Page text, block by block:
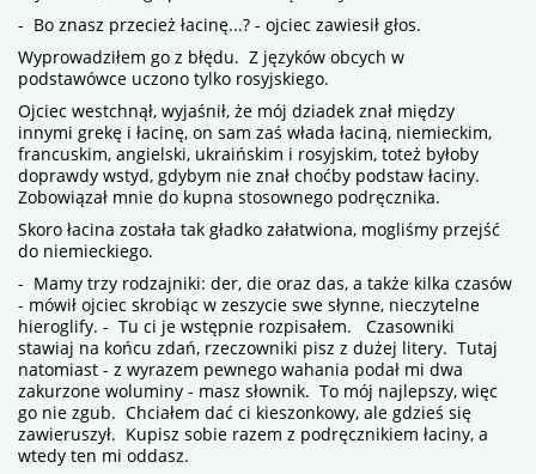
- Bo znasz przecież łacinę...? - ojciec zawiesił głos.
Wyprowadziłem go z błędu. Z języków obcych w
podstawówce uczono tylko rosyjskiego.
Ojciec westchnął, wyjaśnił, że mój dziadek znał między
innymi grekę i łacinę, on sam zaś włada łaciną, niemieckim,
francuskim, angielski, ukraińskim i rosyjskim, toteż byłoby
doprawdy wstyd, gdybym nie znał choćby podstaw łaciny.
Zobowiązał mnie do kupna stosownego podręcznika.
Skoro łacina została tak gładko załatwiona, mogliśmy przejść
do niemieckiego.
- Mamy trzy rodzajniki: der, die oraz das, a także kilka czasów
- mówił ojciec skrobiąc w zeszycie swe słynne, nieczytelne
hieroglify. - Tu ci je wstępnie rozpisałem. Czasowniki
stawiaj na końcu zdań, rzeczowniki pisz z dużej litery. Tutaj
natomiast - z wyrazem pewnego wahania podał mi dwa
zakurzone woluminy - masz słownik. To mój najlepszy, więc
go nie zgub. Chciałem dać ci kieszonkowy, ale gdzieś się
zawieruszył. Kupisz sobie razem z podręcznikiem łaciny, a
wtedy ten mi oddasz.